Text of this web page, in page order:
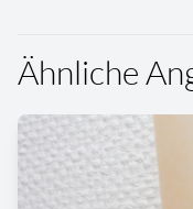
Ähnliche